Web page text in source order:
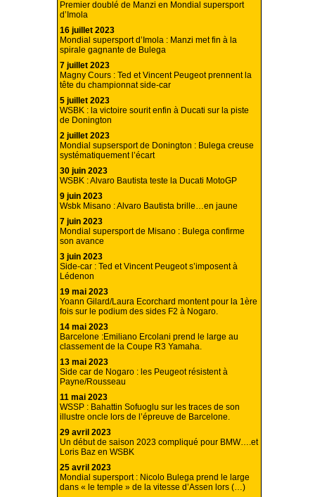
Premier doublé de Manzi en Mondial supersport
d’Imola
16 juillet 2023
Mondial supersport d’Imola : Manzi met fin à la
spirale gagnante de Bulega
7 juillet 2023
Magny Cours : Ted et Vincent Peugeot prennent la
tête du championnat side-car
5 juillet 2023
WSBK : la victoire sourit enfin à Ducati sur la piste
de Donington
2 juillet 2023
Mondial supsersport de Donington : Bulega creuse
systématiquement l’écart
30 juin 2023
WSBK : Alvaro Bautista teste la Ducati MotoGP
9 juin 2023
Wsbk Misano : Alvaro Bautista brille…en jaune
7 juin 2023
Mondial supersport de Misano : Bulega confirme
son avance
3 juin 2023
Side-car : Ted et Vincent Peugeot s’imposent à
Lédenon
19 mai 2023
Yoann Gilard/Laura Ecorchard montent pour la 1ère
fois sur le podium des sides F2 à Nogaro.
14 mai 2023
Barcelone :Emiliano Ercolani prend le large au
classement de la Coupe R3 Yamaha.
13 mai 2023
Side car de Nogaro : les Peugeot résistent à
Payne/Rousseau
11 mai 2023
WSSP : Bahattin Sofuoglu sur les traces de son
illustre oncle lors de l’épreuve de Barcelone.
29 avril 2023
Un début de saison 2023 compliqué pour BMW….et
Loris Baz en WSBK
25 avril 2023
Mondial supersport : Nicolo Bulega prend le large
dans « le temple » de la vitesse d’Assen lors (…)